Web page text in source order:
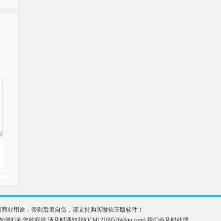
业用途，否则后果自负，请支持购买微软正版软件！